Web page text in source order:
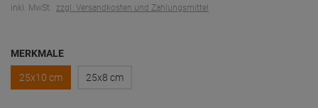
inkl. MwSt. zzgl. Versandkosten und Zahlungsmittel
MERKMALE
25x10 cm 25x8 cm